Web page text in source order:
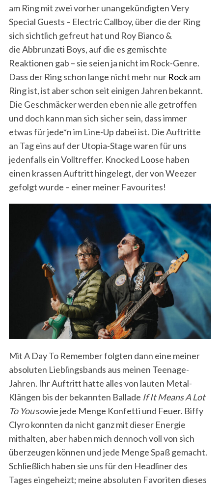
am Ring mit zwei vorher unangekündigten Very
Special Guests – Electric Callboy, über die der Ring
sich sichtlich gefreut hat und Roy Bianco &
die Abbrunzati Boys, auf die es gemischte
Reaktionen gab – sie seien ja nicht im Rock-Genre.
Dass der Ring schon lange nicht mehr nur Rockam
Ring ist, ist aber schon seit einigen Jahren bekannt.
Die Geschmäcker werden eben nie alle getroffen
und doch kann man sich sicher sein, dass immer
etwas für jede*n im Line-Up dabei ist. Die Auftritte
an Tag eins auf der Utopia-Stage waren für uns
jedenfalls ein Volltreffer. Knocked Loose haben
einen krassen Auftritt hingelegt, der von Weezer
gefolgt wurde – einer meiner Favourites!
Mit A Day To Remember folgten dann eine meiner
absoluten Lieblingsbands aus meinen Teenage-
Jahren. Ihr Auftritt hatte alles von lauten Metal-
Klängen bis der bekannten Ballade If It Means A Lot
To Yousowie jede Menge Konfetti und Feuer. Biffy
Clyro konnten da nicht ganz mit dieser Energie
mithalten, aber haben mich dennoch voll von sich
überzeugen können und jede Menge Spaß gemacht.
Schließlich haben sie uns für den Headliner des
Tages eingeheizt; meine absoluten Favoriten dieses